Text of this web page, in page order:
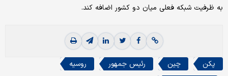
به ظرفیت شبکه فعلی میان دو کشور اضافه کند.
پکن چین رئیس جمهور
روسیه